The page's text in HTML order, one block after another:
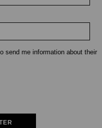
send me information about their